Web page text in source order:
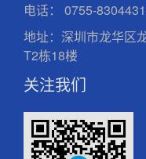
电话：
0755-
地址：深圳市龙华区
T2栋18楼
关注我们